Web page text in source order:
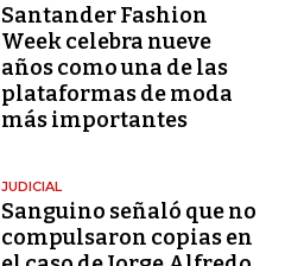
Santander Fashion
Week celebra nueve
años como una de las
plataformas de moda
más importantes
JUDICIAL
Sanguino señaló que no
compulsaron copias en